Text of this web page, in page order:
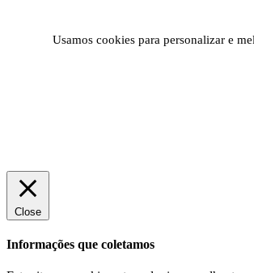
Usamos cookies para personalizar e
Close
Informações que coletamos